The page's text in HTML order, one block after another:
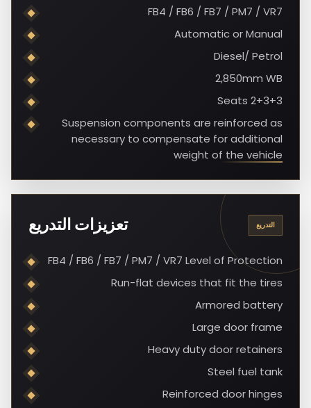
FB4 / FB6 / FB7 / PM7 / VR7
Automatic or Manual
Diesel/ Petrol
2,850mm WB
2+3+3 Seats
Suspension components are reinforced as
necessary to compensate for additional
weight of the vehicle
التدريع تعزيزات التدريع
FB4 / FB6 / FB7 / PM7 / VR7 Level of Protection
Run-flat devices that fit the tires
Armored battery
Large door frame
Heavy duty door retainers
Steel fuel tank
Reinforced door hinges